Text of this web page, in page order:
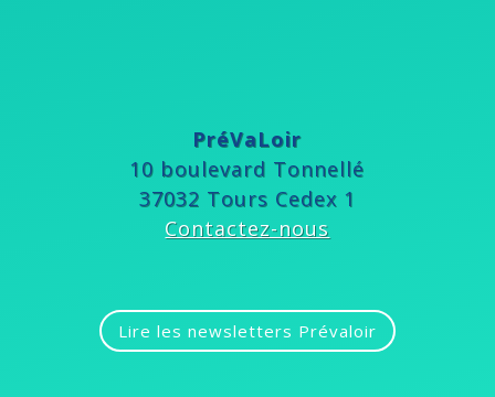
PréVaLoir
10 boulevard Tonnellé
37032 Tours Cedex 1
Contactez-nous
Lire les newsletters Prévaloir